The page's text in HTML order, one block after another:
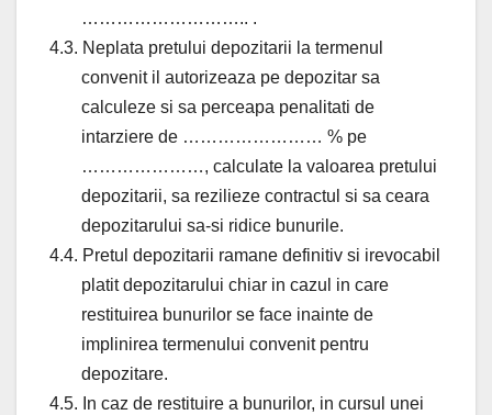
……………………….. .
4.3. Neplata pretului depozitarii la termenul
convenit il autorizeaza pe depozitar sa
calculeze si sa perceapa penalitati de
intarziere de …………………… % pe
…………………, calculate la valoarea pretului
depozitarii, sa rezilieze contractul si sa ceara
depozitarului sa-si ridice bunurile.
4.4. Pretul depozitarii ramane definitiv si irevocabil
platit depozitarului chiar in cazul in care
restituirea bunurilor se face inainte de
implinirea termenului convenit pentru
depozitare.
4.5. In caz de restituire a bunurilor, in cursul unei